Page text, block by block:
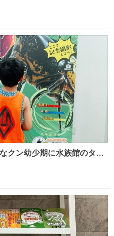
クン幼少期に水族館のタコ
き合ったらしいけれど、
続ける息子に5時間付き合